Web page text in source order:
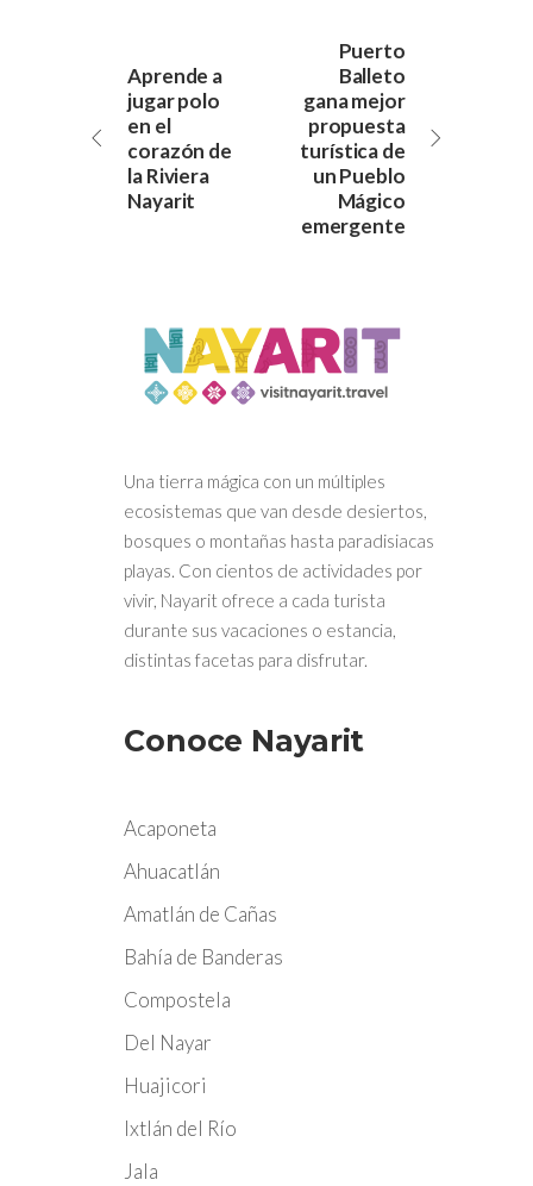
Aprende a
jugar polo
en el
corazón de
la Riviera
Nayarit
Puerto
Balleto
gana mejor
propuesta
turística de
un Pueblo
Mágico
emergente
Una tierra mágica con un múltiples
ecosistemas que van desde desiertos,
bosques o montañas hasta paradisiacas
playas. Con cientos de actividades por
vivir, Nayarit ofrece a cada turista
durante sus vacaciones o estancia,
distintas facetas para disfrutar.
Conoce Nayarit
Acaponeta
Ahuacatlán
Amatlán de Cañas
Bahía de Banderas
Compostela
Del Nayar
Huajicori
Ixtlán del Río
Jala